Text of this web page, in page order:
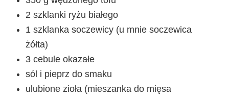
2 szklanki ryżu białego
1 szklanka soczewicy (u mnie soczewica
żółta)
3 cebule okazałe
sól i pieprz do smaku
ulubione zioła (mieszanka do mięsa